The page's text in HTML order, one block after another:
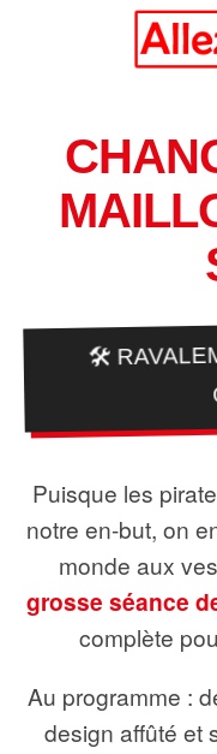
🛠️
Puisque les
notre en-but, on
monde aux
grosse séance
complète
Au programme :
design affûté et